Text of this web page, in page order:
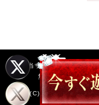
当サイト内に掲載さ
無断転載、転用は
(C) 2020 大阪の高